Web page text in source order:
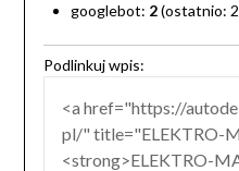
googlebot: 2(ostatnio:
Podlinkuj wpis: